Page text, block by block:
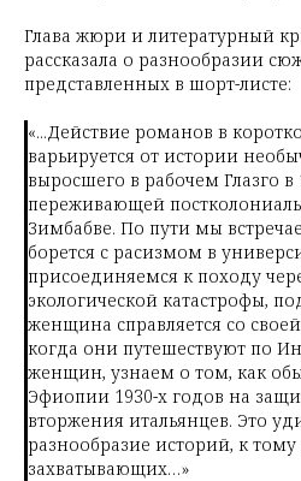
Глава жюри и литературный
рассказала о разнообразии
представленных в шорт-листе:
«...Действие романов в
варьируется от истории
выросшего в рабочем Глазго
переживающей
Зимбабве. По пути мы
борется с расизмом в
присоединяемся к походу
экологической катастрофы,
женщина справляется со
когда они путешествуют по
женщин, узнаем о том, как
Эфиопии 1930-х годов на
вторжения итальянцев. Это
разнообразие историй, к
захватывающих…»